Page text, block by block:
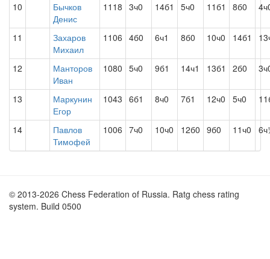
10
Бычков
Денис
1118 3ч0 14б1 5ч0 11б1 8б0
11
Захаров
Михаил
1106 4б0 6ч1 8б0 10ч0 14б1
12
Манторов
Иван
1080 5ч0 9б1 14ч1 13б1 2б0
13
Маркунин
Егор
1043 6б1 8ч0 7б1 12ч0 5ч0
14
Павлов
Тимофей
1006 7ч0 10ч0 12б0 9б0 11ч0
© 2013-2026 Chess Federation of Russia. Ratg chess rating
system. Build 0500